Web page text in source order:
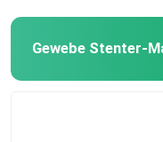
Gewebe Stenter-